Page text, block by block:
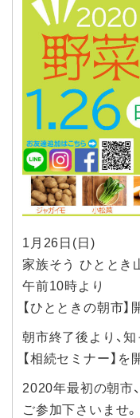
1月26日(日)
家族そう ひととき
午前10時より
【ひとときの朝市】
朝市終了後より、
【相続セミナー】を
2020年最初の朝市
ご参加下さいませ。